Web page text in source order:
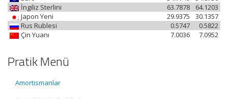
İngiliz Sterlini
64.1203
63.7878
Japon Yeni
30.1357
29.9375
Rus Rublesi
0.5822
0.5747
Çin Yuanı
7.0952
7.0036
Pratik Menü
Amortismanlar